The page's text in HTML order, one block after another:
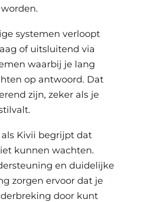
systemen verloopt
of uitsluitend via
waarbij je lang
op antwoord. Dat
zijn, zeker als je
Kivii begrijpt dat
kunnen wachten.
en duidelijke
zorgen ervoor dat je
door kunt